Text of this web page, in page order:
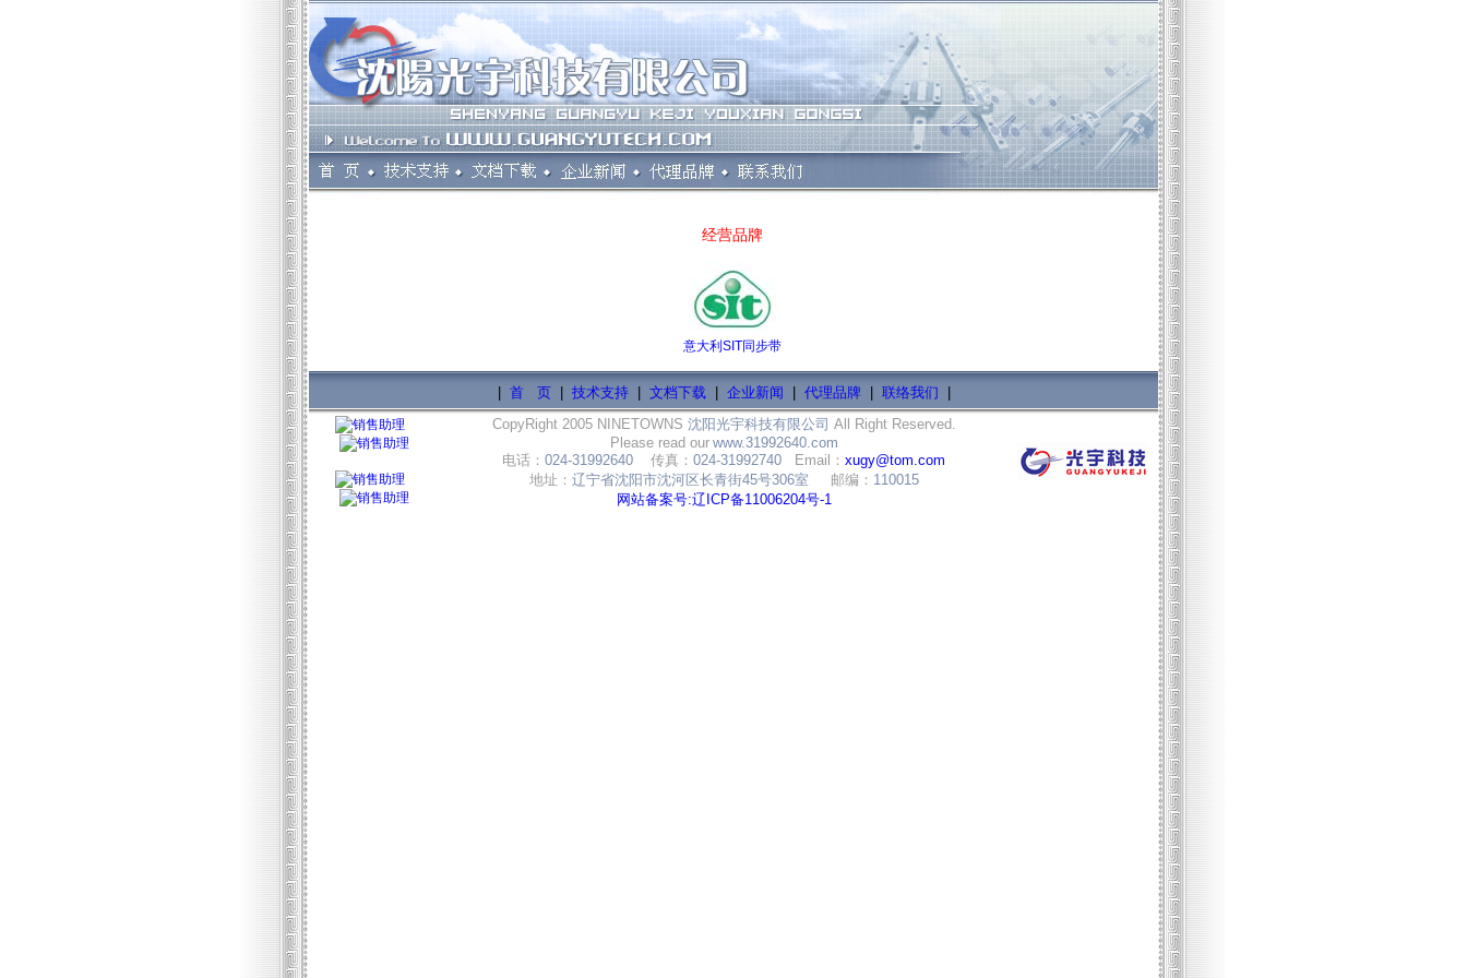
经营品牌
意大利SIT同步带
首 页| 技术支持| 文档下载| 企业新闻 代理品牌 联络我们
CopyRight 2005 NINETOWNS 沈阳光宇科技有限公司 All Right Reserved.
Please read our www.31992640.com
电话： 024-31992640 传真： 024-31992740 Email： xugy@tom.com
地址： 辽宁省沈阳市沈河区长青街45号306室 邮编： 110015
网站备案号:辽ICP备11006204号-1